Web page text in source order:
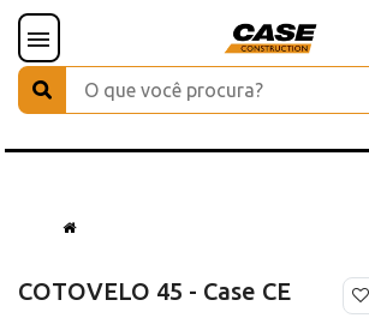
COTOVELO 45 - Case CE